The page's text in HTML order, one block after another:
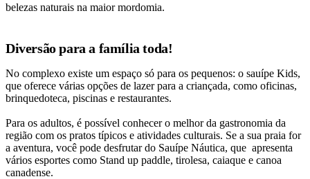
belezas naturais na maior mordomia.
Diversão para a família toda!
No complexo existe um espaço só para os pequenos: o sauípe Kids,
que oferece várias opções de lazer para a criançada, como oficinas,
brinquedoteca, piscinas e restaurantes.
Para os adultos, é possível conhecer o melhor da gastronomia da
região com os pratos típicos e atividades culturais. Se a sua praia for
a aventura, você pode desfrutar do Sauípe Náutica, que apresenta
vários esportes como Stand up paddle, tirolesa, caiaque e canoa
canadense.